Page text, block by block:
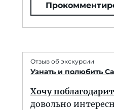
Отзыв об экскурсии
Узнать и полюбить
Хочу
довольно